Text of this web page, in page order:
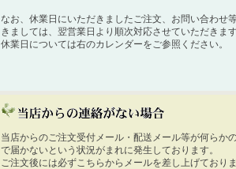
なお、休業日にいただきましたご注文、お問い合わせ
きましては、翌営業日より順次対応させていただきま
休業日については右のカレンダーをご参照ください。
当店からのご注文受付メール・配送メール等が何らか
で届かないという状況がまれに発生しております。
ご注文後には必ずこちらからメールを差し上げており